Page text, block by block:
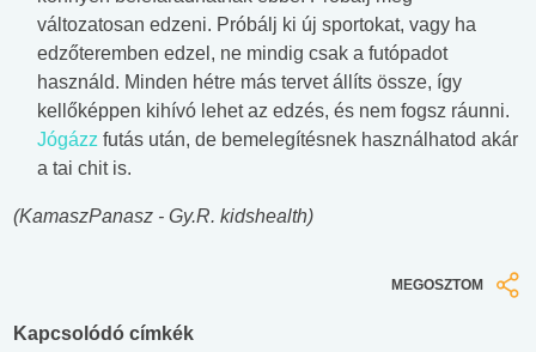
változatosan edzeni. Próbálj ki új sportokat, vagy ha
edzőteremben edzel, ne mindig csak a futópadot
használd. Minden hétre más tervet állíts össze, így
kellőképpen kihívó lehet az edzés, és nem fogsz ráunni.
Jógázz futás után, de bemelegítésnek használhatod akár
a tai chit is.
(KamaszPanasz - Gy.R. kidshealth)
MEGOSZTOM
Kapcsolódó címkék